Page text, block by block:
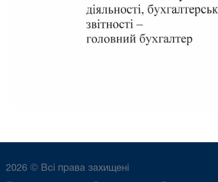
2026 © Всі права захищені